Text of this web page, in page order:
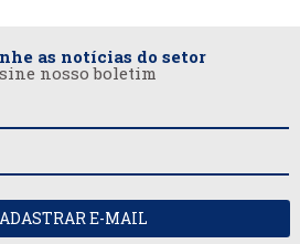
as notícias do setor
nosso boletim
E-MAIL